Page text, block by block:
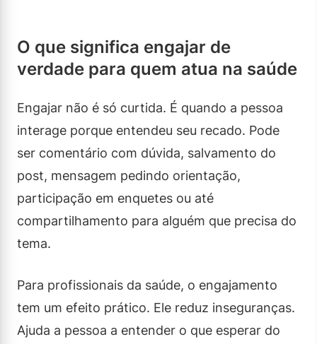
O que significa engajar de
verdade para quem atua na saúde
Engajar não é só curtida. É quando a pessoa
interage porque entendeu seu recado. Pode
ser comentário com dúvida, salvamento do
post, mensagem pedindo orientação,
participação em enquetes ou até
compartilhamento para alguém que precisa do
tema.
Para profissionais da saúde, o engajamento
tem um efeito prático. Ele reduz inseguranças.
Ajuda a pessoa a entender o que esperar do